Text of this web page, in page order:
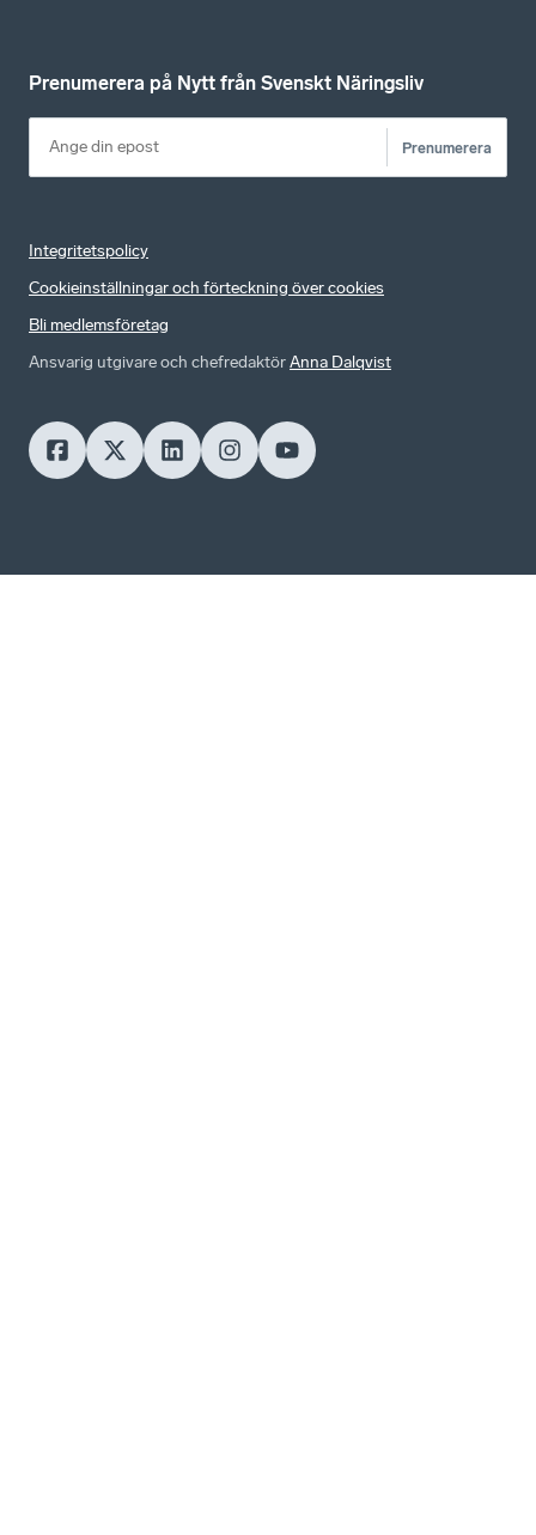
Prenumerera på Nytt från Svenskt Näringsliv
Prenumerera
Integritetspolicy
Cookieinställningar och förteckning över cookies
Bli medlemsföretag
Ansvarig utgivare och chefredaktörAnna Dalqvist